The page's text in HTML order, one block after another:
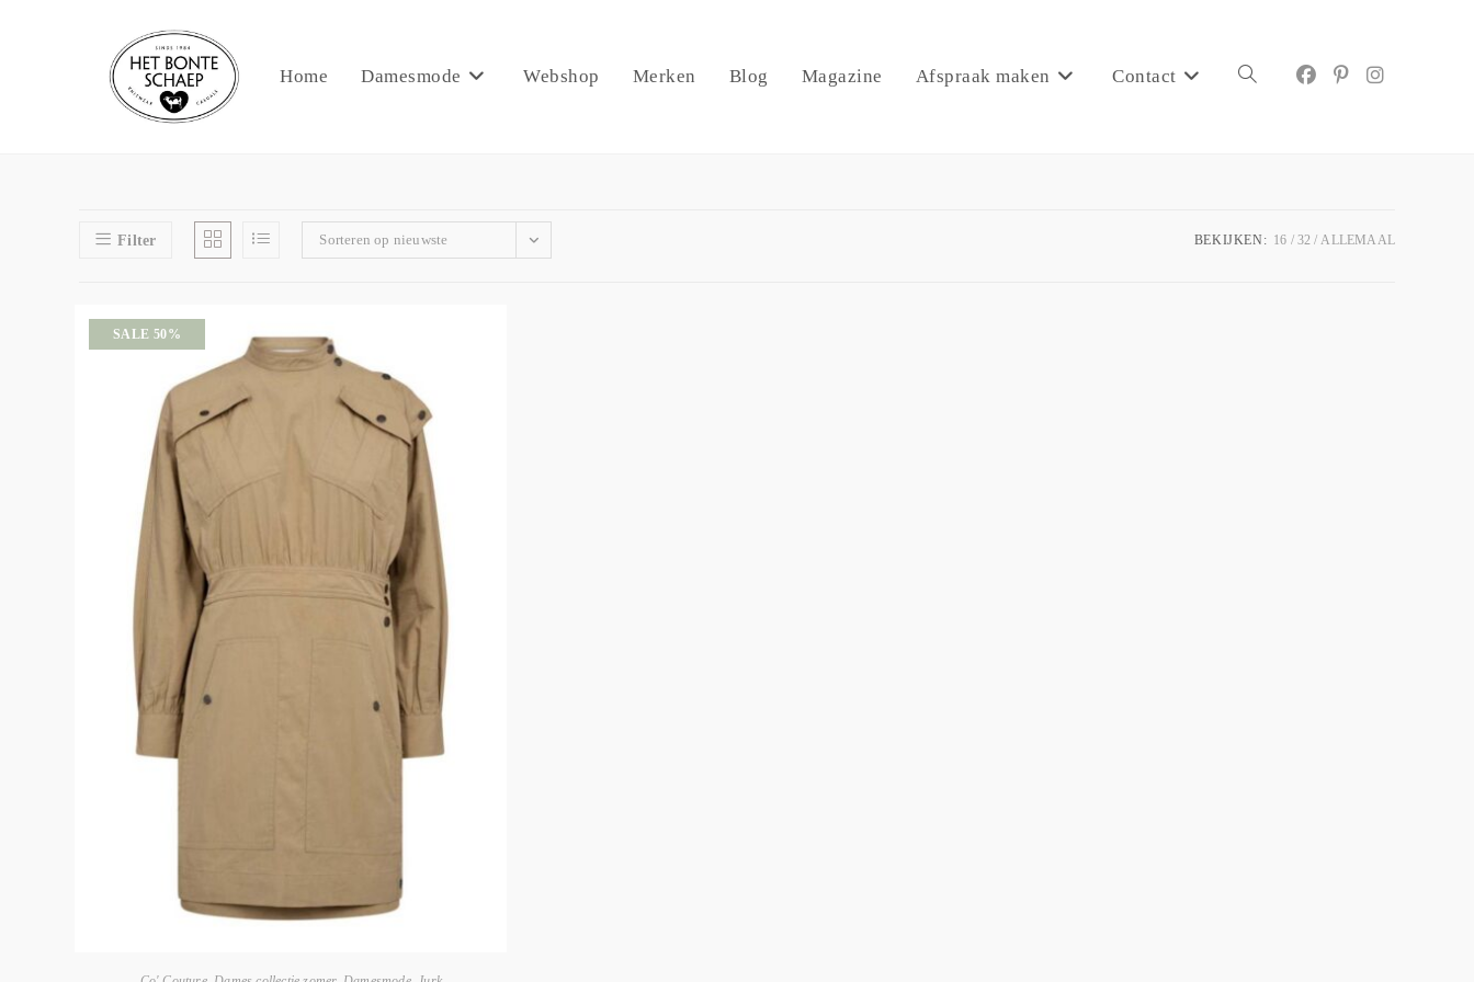
Home Damesmode Webshop Merken Blog Magazine Afspraak maken Contact
Filter Sorteren op nieuwste BEKIJKEN: 16 32 ALLEMAAL
SALE 50%